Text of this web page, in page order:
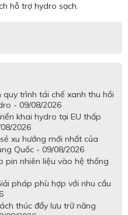
hỗ trợ hydro sạch.
trình tái chế xanh thu hồi
- 09/08/2026
khai hydro tại EU thấp
2026
xu hướng mới nhất của
Quốc - 09/08/2026
pin nhiên liệu vào hệ thống
pháp phù hợp với nhu cầu
thúc đẩy lưu trữ năng